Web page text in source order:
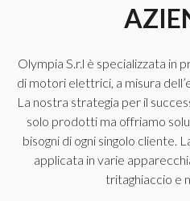
Olympia S.r.l è specializzata in
di motori elettrici, a misura
La nostra strategia per il
solo prodotti ma offriamo
bisogni di ogni singolo cliente.
applicata in varie
tritaghiaccio e